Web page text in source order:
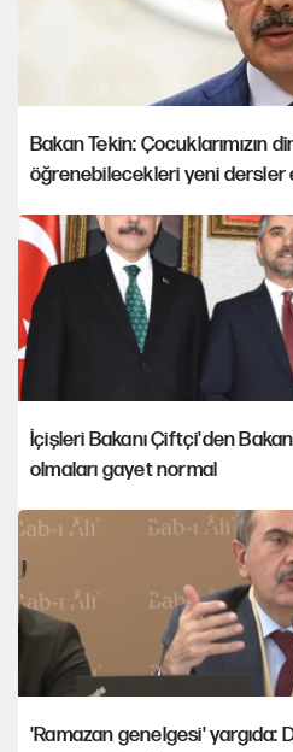
Bakan Tekin: Çocuklarımızın
öğrenebilecekleri yeni dersler
İçişleri Bakanı Çiftçi'den
olmaları gayet normal
'Ramazan genelgesi' yargıda: